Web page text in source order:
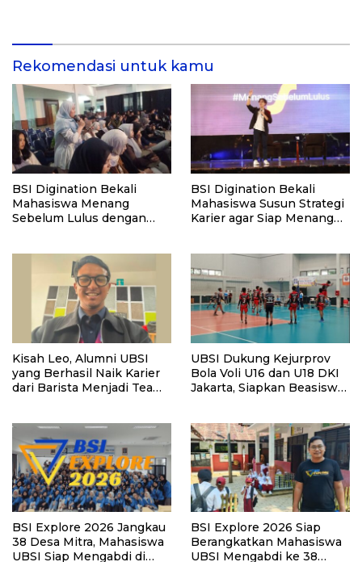
Rekomendasi untuk kamu
BSI Digination Bekali
Mahasiswa Menang
Sebelum Lulus dengan
BSI Digination Bekali
Mahasiswa Susun Strategi
Karier agar Siap Menang
Kisah Leo, Alumni UBSI
yang Berhasil Naik Karier
dari Barista Menjadi Team
UBSI Dukung Kejurprov
Bola Voli U16 dan U18 DKI
Jakarta, Siapkan Beasiswa
BSI Explore 2026 Jangkau
38 Desa Mitra, Mahasiswa
UBSI Siap Mengabdi di
BSI Explore 2026 Siap
Berangkatkan Mahasiswa
UBSI Mengabdi ke 38